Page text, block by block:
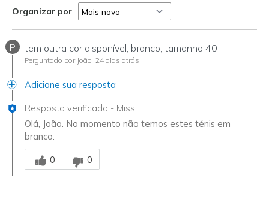
Organizar por
P tem outra cor disponível, branco, tamanho 40
Perguntado por João 24 dias atrás
Adicione sua resposta
Resposta verificada - Miss
Olá, João. No momento não temos estes ténis em
branco.
Essa resposta foi útil para você
0
0